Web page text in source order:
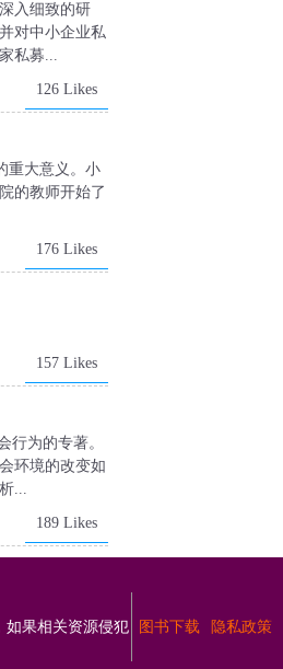
入细致的研
对中小企业私
私募...
126 Likes
重大意义。小
的教师开始了
176 Likes
157 Likes
行为的专著。
环境的改变如
...
189 Likes
如果相关资源侵犯
隐私政策
图书下载